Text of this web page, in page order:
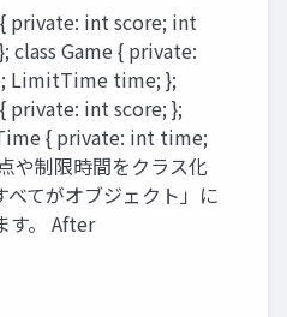
private: int score; int
Game { private:
LimitTime time; };
private: int score; };
{ private: int time;
や制限時間をクラス化
べてがオブジェクト」に
す。 After